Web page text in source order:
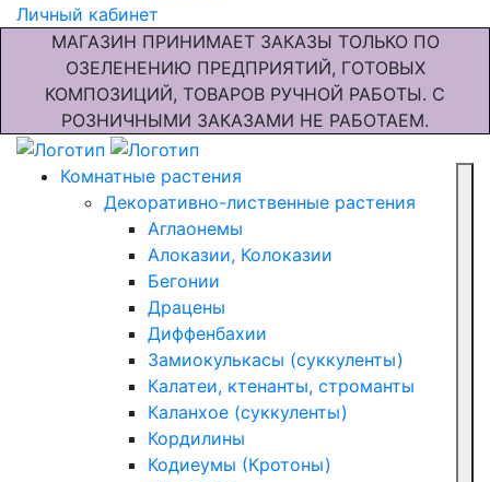
Личный кабинет
МАГАЗИН ПРИНИМАЕТ ЗАКАЗЫ ТОЛЬКО ПО
ОЗЕЛЕНЕНИЮ ПРЕДПРИЯТИЙ, ГОТОВЫХ
КОМПОЗИЦИЙ, ТОВАРОВ РУЧНОЙ РАБОТЫ. С
РОЗНИЧНЫМИ ЗАКАЗАМИ НЕ РАБОТАЕМ.
Комнатные растения
Декоративно-лиственные растения
Аглаонемы
Алоказии, Колоказии
Бегонии
Драцены
Диффенбахии
Замиокулькасы (суккуленты)
Калатеи, ктенанты, строманты
Каланхое (суккуленты)
Кордилины
Кодиеумы (Кротоны)